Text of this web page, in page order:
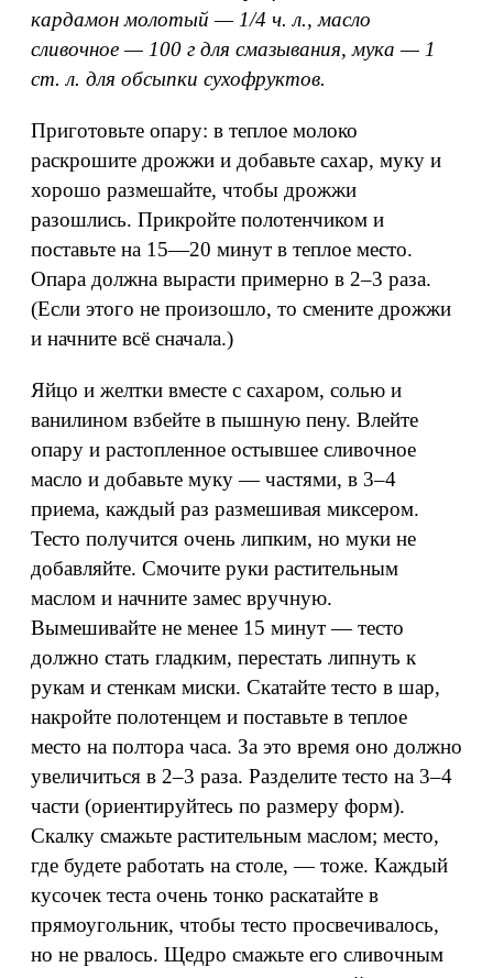
кардамон молотый — 1/4 ч. л., масло
сливочное — 100 г для смазывания, мука — 1
ст. л. для обсыпки сухофруктов.
Приготовьте опару: в теплое молоко
раскрошите дрожжи и добавьте сахар, муку и
хорошо размешайте, чтобы дрожжи
разошлись. Прикройте полотенчиком и
поставьте на 15—20 минут в теплое место.
Опара должна вырасти примерно в 2–3 раза.
(Если этого не произошло, то смените дрожжи
и начните всё сначала.)
Яйцо и желтки вместе с сахаром, солью и
ванилином взбейте в пышную пену. Влейте
опару и растопленное остывшее сливочное
масло и добавьте муку — частями, в 3–4
приема, каждый раз размешивая миксером.
Тесто получится очень липким, но муки не
добавляйте. Смочите руки растительным
маслом и начните замес вручную.
Вымешивайте не менее 15 минут — тесто
должно стать гладким, перестать липнуть к
рукам и стенкам миски. Скатайте тесто в шар,
накройте полотенцем и поставьте в теплое
место на полтора часа. За это время оно должно
увеличиться в 2–3 раза. Разделите тесто на 3–4
части (ориентируйтесь по размеру форм).
Скалку смажьте растительным маслом; место,
где будете работать на столе, — тоже. Каждый
кусочек теста очень тонко раскатайте в
прямоугольник, чтобы тесто просвечивалось,
но не рвалось. Щедро смажьте его сливочным